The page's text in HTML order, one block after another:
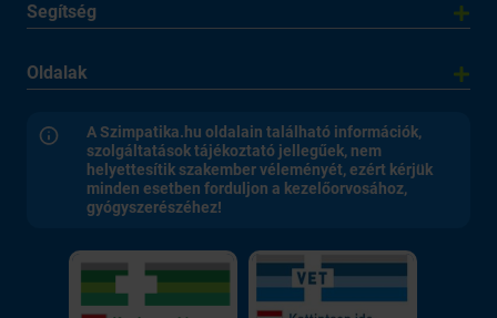
Segítség
Oldalak
A Szimpatika.hu oldalain található információk,
szolgáltatások tájékoztató jellegűek, nem
helyettesítik szakember véleményét, ezért kérjük
minden esetben forduljon a kezelőorvosához,
gyógyszerészéhez!